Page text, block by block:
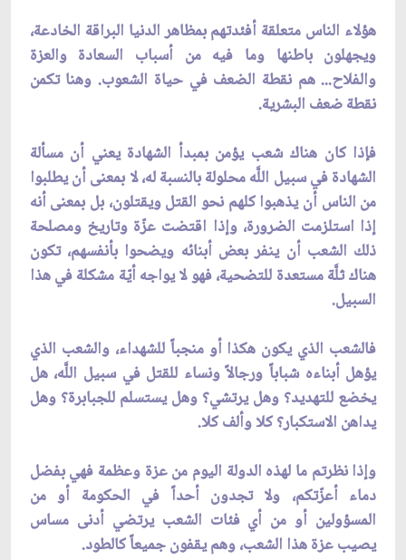
هؤلاء الناس متعلقة أفئدتهم بمظاهر الدنيا البراقة الخادعة،
ويجهلون باطنها وما فيه من أسباب السعادة والعزة
والفلاح... هم نقطة الضعف في حياة الشعوب. وهنا تكمن
نقطة ضعف البشرية.
فإذا كان هناك شعب يؤمن بمبدأ الشهادة يعني أن مسألة
الشهادة في سبيل اللَّه محلولة بالنسبة له، لا بمعنى أن يطلبوا
من الناس أن يذهبوا كلهم نحو القتل ويقتلون، بل بمعنى أنه
إذا استلزمت الضرورة، وإذا اقتضت عزّة وتاريخ ومصلحة
ذلك الشعب أن ينفر بعض أبنائه ويضحوا بأنفسهم، تكون
هناك ثلَّة مستعدة للتضحية، فهو لا يواجه أيّة مشكلة في هذا
السبيل.
فالشعب الذي يكون هكذا أو منجباً للشهداء، والشعب الذي
يؤهل أبناءه شباباً ورجالاً ونساء للقتل في سبيل اللَّه، هل
يخضع للتهديد؟ وهل يرتشي؟ وهل يستسلم للجبابرة؟ وهل
يداهن الاستكبار؟ كلا وألف كلا.
وإذا نظرتم ما لهذه الدولة اليوم من عزة وعظمة فهي بفضل
دماء أعزّتكم، ولا تجدون أحداً في الحكومة أو من
المسؤولين أو من أي فئات الشعب يرتضي أدنى مساس
يصيب عزة هذا الشعب، وهم يقفون جميعاً كالطود.